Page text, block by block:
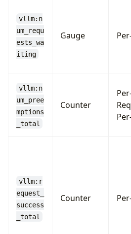
vllm:n
um_requ
ests_wa
iting
Gauge
vllm:n
um_pree
mptions
_total
Counter
vllm:r
equest_
success
_total
Counter